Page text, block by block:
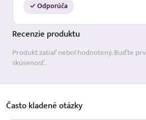
✓ Odporúča
Recenzie produktu
Produkt zatiaľ nebol hodnotený. Buďte
skúsenosť.
Často kladenéotázky